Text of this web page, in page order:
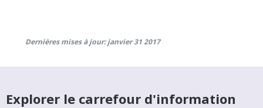
Dernières mises à jour: janvier 31 2017
Explorer le carrefour d'information